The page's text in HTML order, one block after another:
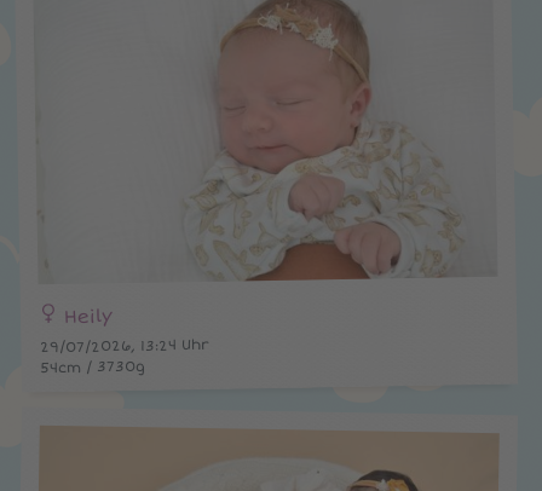
Heily
29/07/2026, 13:24 Uhr
54cm / 3730g